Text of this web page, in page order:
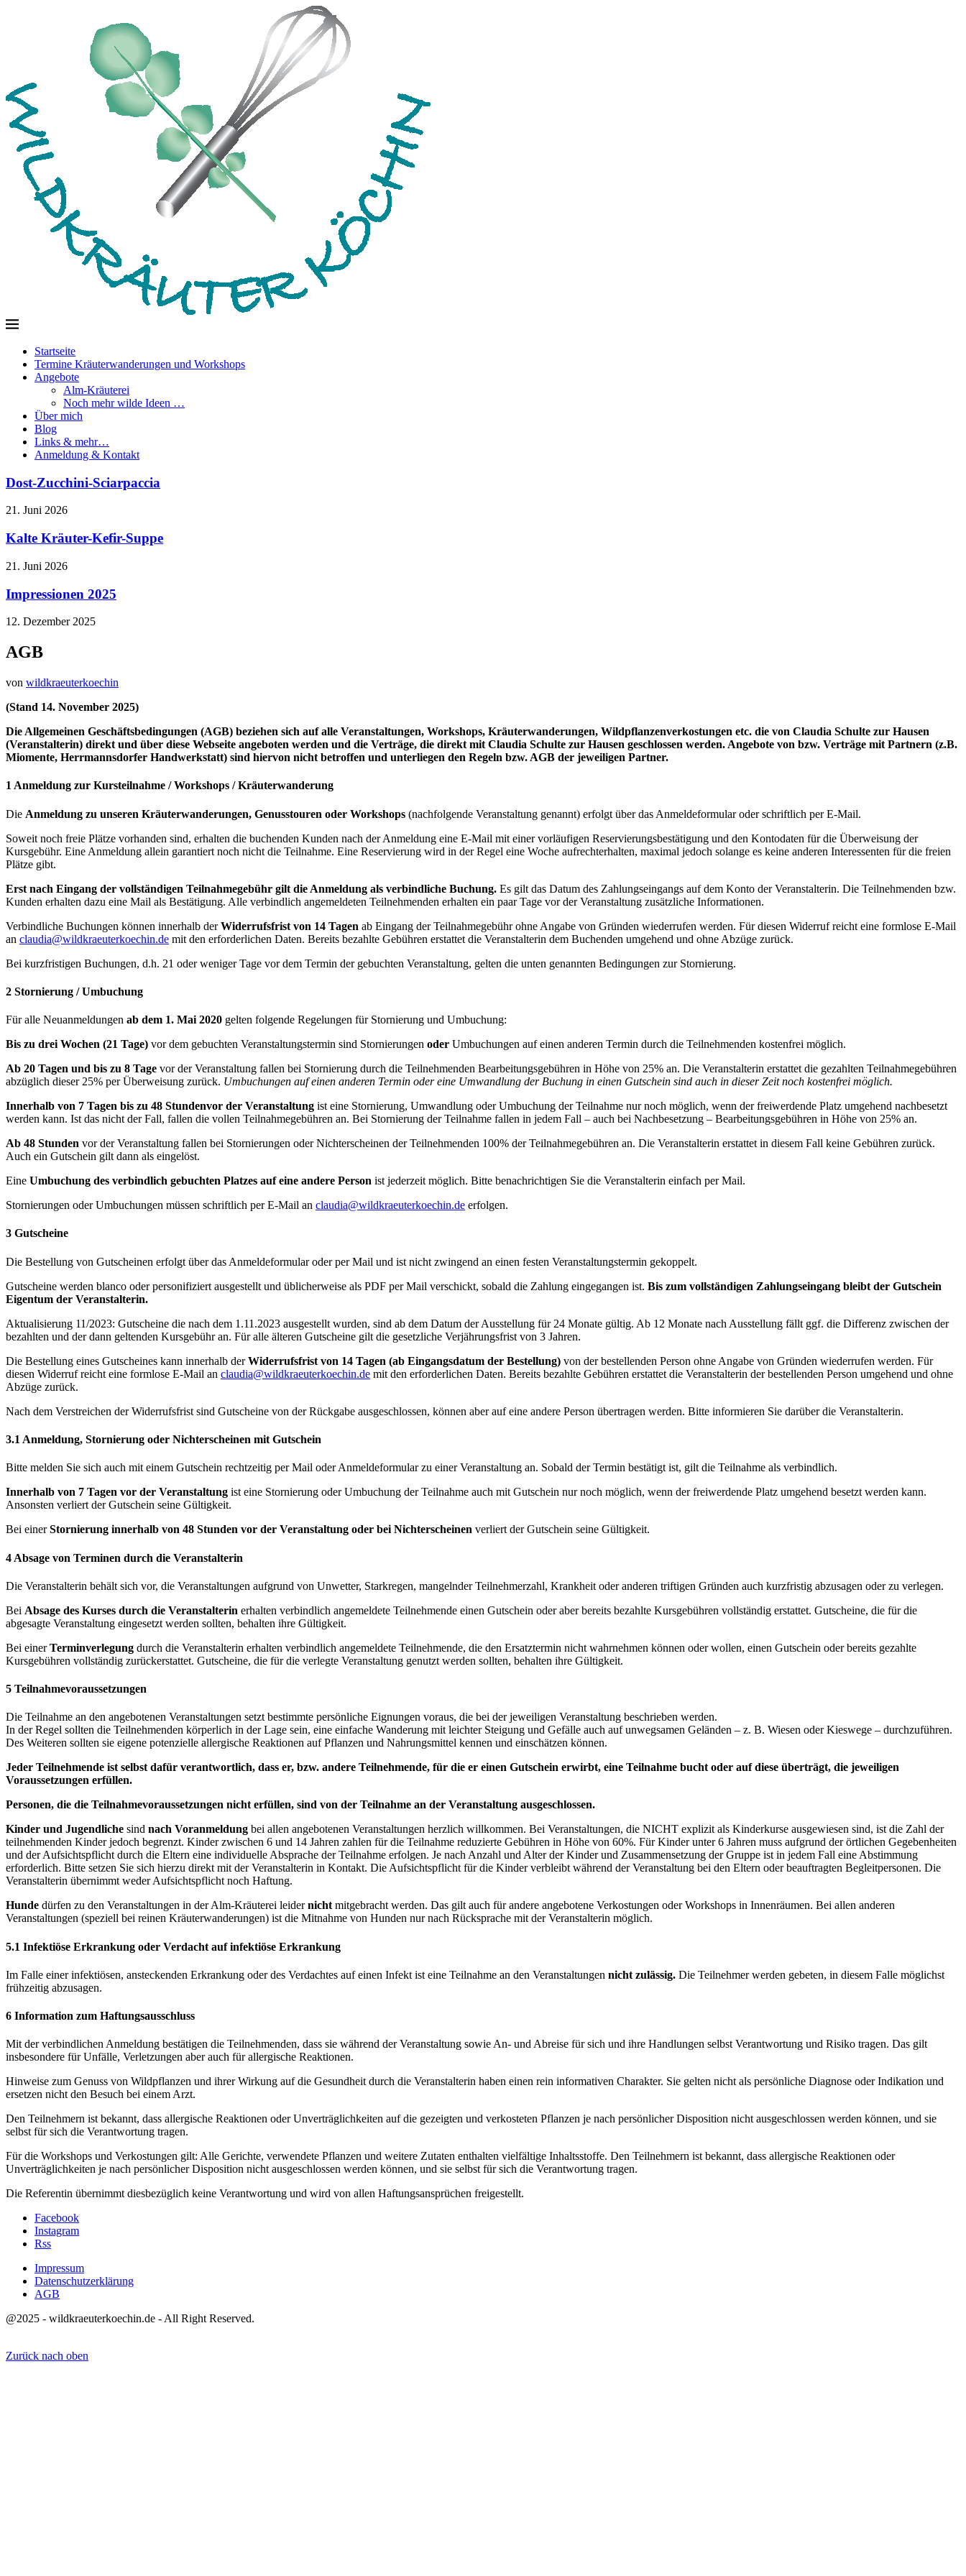
Startseite
Termine Kräuterwanderungen und Workshops
Angebote
Alm-Kräuterei
Noch mehr wilde Ideen …
Über mich
Blog
Links & mehr…
Anmeldung & Kontakt
Dost-Zucchini-Sciarpaccia
21. Juni 2026
Kalte Kräuter-Kefir-Suppe
21. Juni 2026
Impressionen 2025
12. Dezember 2025
AGB
von wildkraeuterkoechin
(Stand 14. November 2025)
Die Allgemeinen Geschäftsbedingungen (AGB) beziehen sich auf alle Veranstaltungen, Workshops, Kräuterwanderungen, Wildpflanzenverkostungen etc. die von Claudia Schulte zur Hausen
(Veranstalterin) direkt und über diese Webseite angeboten werden und die Verträge, die direkt mit Claudia Schulte zur Hausen geschlossen werden. Angebote von bzw. Verträge mit Partnern (z.B.
Miomente, Herrmannsdorfer Handwerkstatt) sind hiervon nicht betroffen und unterliegen den Regeln bzw. AGB der jeweiligen Partner.
1 Anmeldung zur Kursteilnahme / Workshops / Kräuterwanderung
Die Anmeldung zu unseren Kräuterwanderungen, Genusstouren oder Workshops (nachfolgende Veranstaltung genannt) erfolgt über das Anmeldeformular oder schriftlich per E-Mail.
Soweit noch freie Plätze vorhanden sind, erhalten die buchenden Kunden nach der Anmeldung eine E-Mail mit einer vorläufigen Reservierungsbestätigung und den Kontodaten für die Überweisung der
Kursgebühr. Eine Anmeldung allein garantiert noch nicht die Teilnahme. Eine Reservierung wird in der Regel eine Woche aufrechterhalten, maximal jedoch solange es keine anderen Interessenten für die freien
Plätze gibt.
Erst nach Eingang der vollständigen Teilnahmegebühr gilt die Anmeldung als verbindliche Buchung. Es gilt das Datum des Zahlungseingangs auf dem Konto der Veranstalterin. Die Teilnehmenden bzw.
Kunden erhalten dazu eine Mail als Bestätigung. Alle verbindlich angemeldeten Teilnehmenden erhalten ein paar Tage vor der Veranstaltung zusätzliche Informationen.
Verbindliche Buchungen können innerhalb derWiderrufsfrist von 14 Tagen ab Eingang der Teilnahmegebühr ohne Angabe von Gründen wiederrufen werden. Für diesen Widerruf reicht eine formlose E-Mail
an claudia@wildkraeuterkoechin.de mit den erforderlichen Daten. Bereits bezahlte Gebühren erstattet die Veranstalterin dem Buchenden umgehend und ohne Abzüge zurück.
Bei kurzfristigen Buchungen, d.h. 21 oder weniger Tage vor dem Termin der gebuchten Veranstaltung, gelten die unten genannten Bedingungen zur Stornierung.
2 Stornierung / Umbuchung
Für alle Neuanmeldungen ab dem 1. Mai 2020 gelten folgende Regelungen für Stornierung und Umbuchung:
Bis zu drei Wochen (21 Tage) vor dem gebuchten Veranstaltungstermin sind Stornierungen oder Umbuchungen auf einen anderen Termin durch die Teilnehmenden kostenfrei möglich.
Ab 20 Tagen und bis zu 8 Tage vor der Veranstaltung fallen bei Stornierung durch die Teilnehmenden Bearbeitungsgebühren in Höhe von 25% an. Die Veranstalterin erstattet die gezahlten Teilnahmegebühren
abzüglich dieser 25% per Überweisung zurück. Umbuchungen auf einen anderen Termin oder eine Umwandlung der Buchung in einen Gutschein sind auch in dieser Zeit noch kostenfrei möglich.
Innerhalb von 7 Tagen bis zu 48 Stundenvor der Veranstaltung ist eine Stornierung, Umwandlung oder Umbuchung der Teilnahme nur noch möglich, wenn der freiwerdende Platz umgehend nachbesetzt
werden kann. Ist das nicht der Fall, fallen die vollen Teilnahmegebühren an. Bei Stornierung der Teilnahme fallen in jedem Fall – auch bei Nachbesetzung – Bearbeitungsgebühren in Höhe von 25% an.
Ab 48 Stunden vor der Veranstaltung fallen bei Stornierungen oder Nichterscheinen der Teilnehmenden 100% der Teilnahmegebühren an. Die Veranstalterin erstattet in diesem Fall keine Gebühren zurück.
Auch ein Gutschein gilt dann als eingelöst.
Eine Umbuchung des verbindlich gebuchten Platzes auf eine andere Person ist jederzeit möglich. Bitte benachrichtigen Sie die Veranstalterin einfach per Mail.
Stornierungen oder Umbuchungen müssen schriftlich per E-Mail an claudia@wildkraeuterkoechin.de erfolgen.
3 Gutscheine
Die Bestellung von Gutscheinen erfolgt über das Anmeldeformular oder per Mail und ist nicht zwingend an einen festen Veranstaltungstermin gekoppelt.
Gutscheine werden blanco oder personifiziert ausgestellt und üblicherweise als PDF per Mail verschickt, sobald die Zahlung eingegangen ist. Bis zum vollständigen Zahlungseingang bleibt der Gutschein
Eigentum der Veranstalterin.
Aktualisierung 11/2023: Gutscheine die nach dem 1.11.2023 ausgestellt wurden, sind ab dem Datum der Ausstellung für 24 Monate gültig. Ab 12 Monate nach Ausstellung fällt ggf. die Differenz zwischen der
bezahlten und der dann geltenden Kursgebühr an. Für alle älteren Gutscheine gilt die gesetzliche Verjährungsfrist von 3 Jahren.
Die Bestellung eines Gutscheines kann innerhalb derWiderrufsfrist von 14 Tagen (ab Eingangsdatum der Bestellung) von der bestellenden Person ohne Angabe von Gründen wiederrufen werden. Für
diesen Widerruf reicht eine formlose E-Mail an claudia@wildkraeuterkoechin.de mit den erforderlichen Daten. Bereits bezahlte Gebühren erstattet die Veranstalterin der bestellenden Person umgehend und ohne
Abzüge zurück.
Nach dem Verstreichen der Widerrufsfrist sind Gutscheine von der Rückgabe ausgeschlossen, können aber auf eine andere Person übertragen werden. Bitte informieren Sie darüber die Veranstalterin.
3.1 Anmeldung, Stornierung oder Nichterscheinen mit Gutschein
Bitte melden Sie sich auch mit einem Gutschein rechtzeitig per Mail oder Anmeldeformular zu einer Veranstaltung an. Sobald der Termin bestätigt ist, gilt die Teilnahme als verbindlich.
Innerhalb von 7 Tagen vor der Veranstaltung ist eine Stornierung oder Umbuchung der Teilnahme auch mit Gutschein nur noch möglich, wenn der freiwerdende Platz umgehend besetzt werden kann.
Ansonsten verliert der Gutschein seine Gültigkeit.
Bei einerStornierung innerhalb von 48 Stunden vor der Veranstaltung oder bei Nichterscheinen verliert der Gutschein seine Gültigkeit.
4 Absage von Terminen durch die Veranstalterin
Die Veranstalterin behält sich vor, die Veranstaltungen aufgrund von Unwetter, Starkregen, mangelnder Teilnehmerzahl, Krankheit oder anderen triftigen Gründen auch kurzfristig abzusagen oder zu verlegen.
Bei Absage des Kurses durch die Veranstalterin erhalten verbindlich angemeldete Teilnehmende einen Gutschein oder aber bereits bezahlte Kursgebühren vollständig erstattet. Gutscheine, die für die
abgesagte Veranstaltung eingesetzt werden sollten, behalten ihre Gültigkeit.
Bei einerTerminverlegung durch die Veranstalterin erhalten verbindlich angemeldete Teilnehmende, die den Ersatztermin nicht wahrnehmen können oder wollen, einen Gutschein oder bereits gezahlte
Kursgebühren vollständig zurückerstattet. Gutscheine, die für die verlegte Veranstaltung genutzt werden sollten, behalten ihre Gültigkeit.
5 Teilnahmevoraussetzungen
Die Teilnahme an den angebotenen Veranstaltungen setzt bestimmte persönliche Eignungen voraus, die bei der jeweiligen Veranstaltung beschrieben werden.
In der Regel sollten die Teilnehmenden körperlich in der Lage sein, eine einfache Wanderung mit leichter Steigung und Gefälle auch auf unwegsamen Geländen – z. B. Wiesen oder Kieswege – durchzuführen.
Des Weiteren sollten sie eigene potenzielle allergische Reaktionen auf Pflanzen und Nahrungsmittel kennen und einschätzen können.
Jeder Teilnehmende ist selbst dafür verantwortlich, dass er, bzw. andere Teilnehmende, für die er einen Gutschein erwirbt, eine Teilnahme bucht oder auf diese überträgt, die jeweiligen
Voraussetzungen erfüllen.
Personen, die die Teilnahmevoraussetzungen nicht erfüllen, sind von der Teilnahme an der Veranstaltung ausgeschlossen.
Kinder und Jugendliche sind nach Voranmeldung bei allen angebotenen Veranstaltungen herzlich willkommen. Bei Veranstaltungen, die NICHT explizit als Kinderkurse ausgewiesen sind, ist die Zahl der
teilnehmenden Kinder jedoch begrenzt. Kinder zwischen 6 und 14 Jahren zahlen für die Teilnahme reduzierte Gebühren in Höhe von 60%. Für Kinder unter 6 Jahren muss aufgrund der örtlichen Gegebenheiten
und der Aufsichtspflicht durch die Eltern eine individuelle Absprache der Teilnahme erfolgen. Je nach Anzahl und Alter der Kinder und Zusammensetzung der Gruppe ist in jedem Fall eine Abstimmung
erforderlich. Bitte setzen Sie sich hierzu direkt mit der Veranstalterin in Kontakt. Die Aufsichtspflicht für die Kinder verbleibt während der Veranstaltung bei den Eltern oder beauftragten Begleitpersonen. Die
Veranstalterin übernimmt weder Aufsichtspflicht noch Haftung.
Hunde dürfen zu den Veranstaltungen in der Alm-Kräuterei leidernicht mitgebracht werden. Das gilt auch für andere angebotene Verkostungen oder Workshops in Innenräumen. Bei allen anderen
Veranstaltungen (speziell bei reinen Kräuterwanderungen) ist die Mitnahme von Hunden nur nach Rücksprache mit der Veranstalterin möglich.
5.1 Infektiöse Erkrankung oder Verdacht auf infektiöse Erkrankung
Im Falle einer infektiösen, ansteckenden Erkrankung oder des Verdachtes auf einen Infekt ist eine Teilnahme an den Veranstaltungen nicht zulässig. Die Teilnehmer werden gebeten, in diesem Falle möglichst
frühzeitig abzusagen.
6 Information zum Haftungsausschluss
Mit der verbindlichen Anmeldung bestätigen die Teilnehmenden, dass sie während der Veranstaltung sowie An- und Abreise für sich und ihre Handlungen selbst Verantwortung und Risiko tragen. Das gilt
insbesondere für Unfälle, Verletzungen aber auch für allergische Reaktionen.
Hinweise zum Genuss von Wildpflanzen und ihrer Wirkung auf die Gesundheit durch die Veranstalterin haben einen rein informativen Charakter. Sie gelten nicht als persönliche Diagnose oder Indikation und
ersetzen nicht den Besuch bei einem Arzt.
Den Teilnehmern ist bekannt, dass allergische Reaktionen oder Unverträglichkeiten auf die gezeigten und verkosteten Pflanzen je nach persönlicher Disposition nicht ausgeschlossen werden können, und sie
selbst für sich die Verantwortung tragen.
Für die Workshops und Verkostungen gilt: Alle Gerichte, verwendete Pflanzen und weitere Zutaten enthalten vielfältige Inhaltsstoffe. Den Teilnehmern ist bekannt, dass allergische Reaktionen oder
Unverträglichkeiten je nach persönlicher Disposition nicht ausgeschlossen werden können, und sie selbst für sich die Verantwortung tragen.
Die Referentin übernimmt diesbezüglich keine Verantwortung und wird von allen Haftungsansprüchen freigestellt.
Facebook
Instagram
Rss
Impressum
Datenschutzerklärung
AGB
@2025 - wildkraeuterkoechin.de - All Right Reserved.
Zurück nach oben